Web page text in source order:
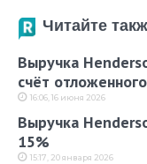
Читайте
Выручка
счёт
16:06, 16 июня 2026
Выручка
15%
15:17, 20 января 2026